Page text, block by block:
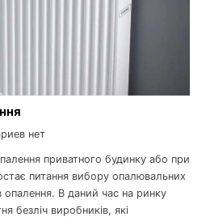
нет
приватного будинку або при
питання вибору опалювальних
опалення. В даний час на ринку
безліч виробників, які